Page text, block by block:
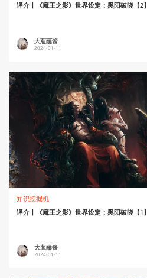
译介丨《魔王之影》世界设定：黑阳破晓【2】
大葱蘸酱
2024-01-11
知识挖掘机
译介丨《魔王之影》世界设定：黑阳破晓【1】
大葱蘸酱
2024-01-11